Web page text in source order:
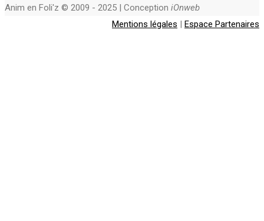
Anim en Foli'z © 2009 - 2025 | Conception iOnweb
Mentions légales | Espace Partenaires